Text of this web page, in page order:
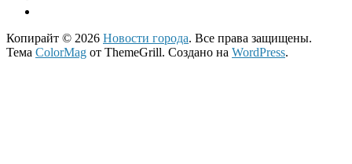
Копирайт © 2026 Новости города. Все права защищены.
Тема ColorMag от ThemeGrill. Создано на WordPress.